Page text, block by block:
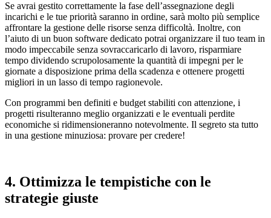
Se avrai gestito correttamente la fase dell’assegnazione degli
incarichi e le tue priorità saranno in ordine, sarà molto più semplice
affrontare la gestione delle risorse senza difficoltà. Inoltre, con
l’aiuto di un buon software dedicato potrai organizzare il tuo team in
modo impeccabile senza sovraccaricarlo di lavoro, risparmiare
tempo dividendo scrupolosamente la quantità di impegni per le
giornate a disposizione prima della scadenza e ottenere progetti
migliori in un lasso di tempo ragionevole.
Con programmi ben definiti e budget stabiliti con attenzione, i
progetti risulteranno meglio organizzati e le eventuali perdite
economiche si ridimensioneranno notevolmente. Il segreto sta tutto
in una gestione minuziosa: provare per credere!
4. Ottimizza le tempistiche con le
strategie giuste